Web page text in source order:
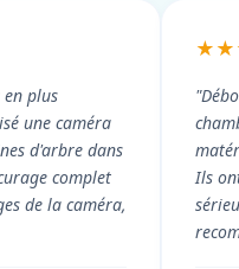
plus
une caméra
d'arbre dans
complet
de la caméra,
Ils